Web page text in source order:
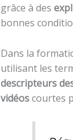
grâce à des
bonnes
Dans la
utilisant les
descripteurs
vidéoscourtes